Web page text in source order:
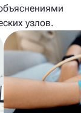
узлов.